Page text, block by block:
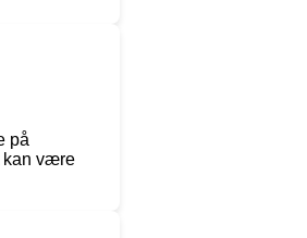
på
kan være